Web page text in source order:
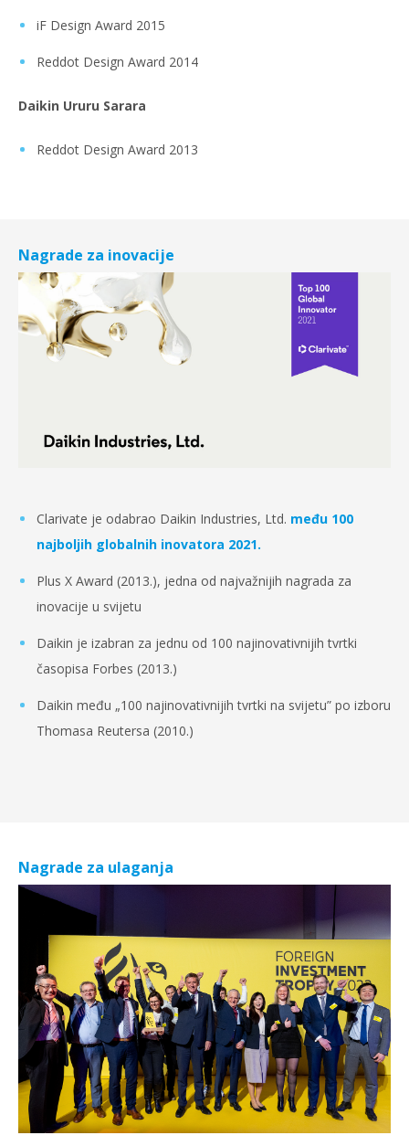
iF Design Award 2015
Reddot Design Award 2014
Daikin Ururu Sarara
Reddot Design Award 2013
Nagrade za inovacije
Clarivate je odabrao Daikin Industries, Ltd. među 100
najboljih globalnih inovatora 2021.
Plus X Award (2013.), jedna od najvažnijih nagrada za
inovacije u svijetu
Daikin je izabran za jednu od 100 najinovativnijih tvrtki
časopisa Forbes (2013.)
Daikin među „100 najinovativnijih tvrtki na svijetu” po izboru
Thomasa Reutersa (2010.)
Nagrade za ulaganja